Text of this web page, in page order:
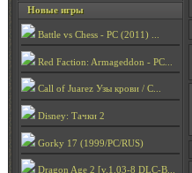
Новые игры
Battle vs Chess - PC (2011) ...
Red Faction: Armageddon - PC...
Call of Juarez Узы крови / C...
Disney: Тачки 2
Gorky 17 (1999/PC/RUS)
Dragon Age 2 [v.1.03-8 DLC-B...